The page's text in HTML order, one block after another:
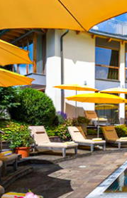
yta. Runt sjön går
kan ge sig ut på
Slovakien – och
vattenfall och
ensamt på en
din sommarsemester